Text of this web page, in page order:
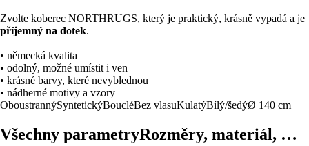
Zvolte koberec NORTHRUGS, který je praktický, krásně vypadá a je
příjemný na dotek.
• německá kvalita
• odolný, možné umístit i ven
• krásné barvy, které nevyblednou
• nádherné motivy a vzory
OboustrannýSyntetickýBoucléBez vlasuKulatýBílý/šedýØ 140 cm
Všechny parametryRozměry, materiál, …